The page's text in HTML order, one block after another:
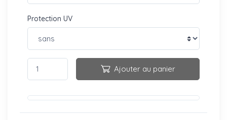
Protection UV
Ajouter au panier